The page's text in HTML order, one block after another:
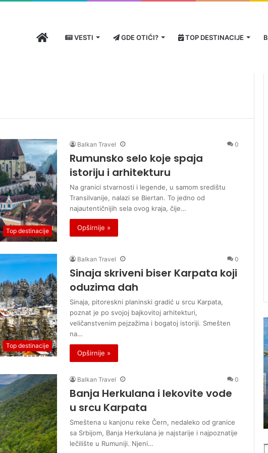
HOME VESTI GDE OTIĆI? TOP DESTINACIJE
Top destinacije
Balkan Travel 0
Rumunsko selo koje spaja
istoriju i arhitekturu
Na granici stvarnosti i legende, u samom središtu
Transilvanije, nalazi se Biertan. To jedno od
najautentičnijih sela ovog kraja, čije…
Opširnije »
Top destinacije
Balkan Travel 0
Sinaja skriveni biser Karpata koji
oduzima dah
Sinaja, pitoreskni planinski gradić u srcu Karpata,
poznat je po svojoj bajkovitoj arhitekturi,
veličanstvenim pejzažima i bogatoj istoriji. Smešten
na…
Opširnije »
Balkan Travel 0
Banja Herkulana i lekovite vode
u srcu Karpata
Smeštena u kanjonu reke Čern, nedaleko od granice
sa Srbijom, Banja Herkulana je najstarije i najpoznatije
lečilište u Rumuniji. Njeni…
TRAVEL
U
p
r
o
a
i
n
o
U prodaji je novi broj magazina
Balkan travel
a
c
i
o
n
a
l
n
i
p